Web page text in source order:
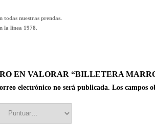
todas nuestras prendas.
la línea 1978.
EN VALORAR “BILLETERA
electrónico no será publicada. Los campos